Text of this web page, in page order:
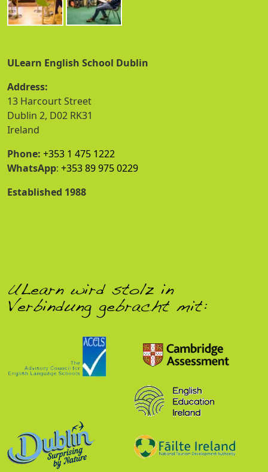
ULearn English School Dublin
Address:
13 Harcourt Street
Dublin 2, D02 RK31
Ireland
Phone: +353 1 475 1222
WhatsApp: +353 89 975 0229
Established 1988
ULearn wird stolz in
Verbindung gebracht mit: